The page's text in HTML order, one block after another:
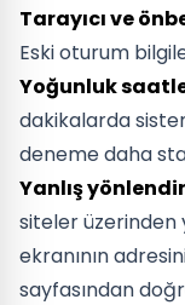
Tarayıcı ve
Eski oturum
Yoğunluk
dakikalarda
deneme daha
Yanlış
siteler üzerinden
ekranının
sayfasından